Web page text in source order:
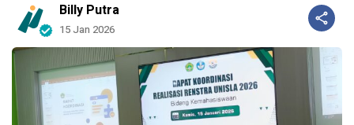
Billy Putra
15 Jan 2026